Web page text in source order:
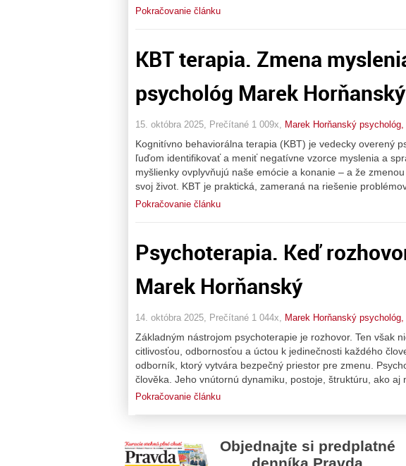
Pokračovanie článku
KBT terapia. Zmena
psychológ Marek Horňanský
15. októbra 2025, Prečítané 1 009x, Marek Horňanský
Kognitívno behaviorálna terapia (KBT) je vedecky overený
ľuďom identifikovať a meniť negatívne vzorce myslenia a
myšlienky ovplyvňujú naše emócie a konanie – a že
svoj život. KBT je praktická, zameraná na riešenie
Pokračovanie článku
Psychoterapia. Keď
Marek Horňanský
14. októbra 2025, Prečítané 1 044x, Marek Horňanský
Základným nástrojom psychoterapie je rozhovor. Ten však
citlivosťou, odbornosťou a úctou k jedinečnosti každého
odborník, ktorý vytvára bezpečný priestor pre zmenu.
člověka. Jeho vnútornú dynamiku, postoje, štruktúru, ako
Pokračovanie článku
Objednajte si predplatné